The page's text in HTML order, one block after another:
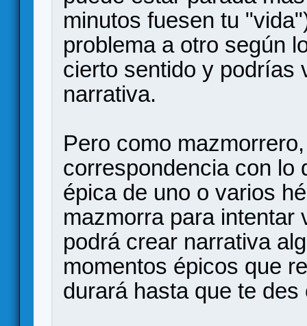
minutos fuesen tu
problema a otro según
cierto sentido y podrías
narrativa.
Pero como
correspondencia con lo
épica de uno o varios
mazmorra para intentar
podrá crear narrativa
momentos épicos que
durará hasta que te